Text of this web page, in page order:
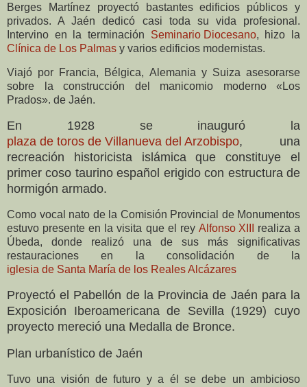
Berges Martínez proyectó bastantes edificios públicos y
privados. A Jaén dedicó casi toda su vida profesional.
Intervino en la terminación Seminario Diocesano, hizo la
Clínica de Los Palmas y varios edificios modernistas.
Viajó por Francia, Bélgica, Alemania y Suiza asesorarse
sobre la construcción del manicomio moderno «Los
Prados». de Jaén.
En 1928 se inauguró la
plaza de toros de Villanueva del Arzobispo, una
recreación historicista islámica que constituye el
primer coso taurino español erigido con estructura de
hormigón armado.
Como vocal nato de la Comisión Provincial de Monumentos
estuvo presente en la visita que el rey Alfonso XIII
realiza a
Úbeda, donde realizó una de sus más significativas
restauraciones en la consolidación de la
iglesia de Santa María de los Reales Alcázares
Proyectó el Pabellón de la Provincia de Jaén para la
Exposición Iberoamericana de Sevilla (1929) cuyo
proyecto mereció una Medalla de Bronce.
Plan urbanístico de Jaén
Tuvo una visión de futuro y a él se debe un ambicioso